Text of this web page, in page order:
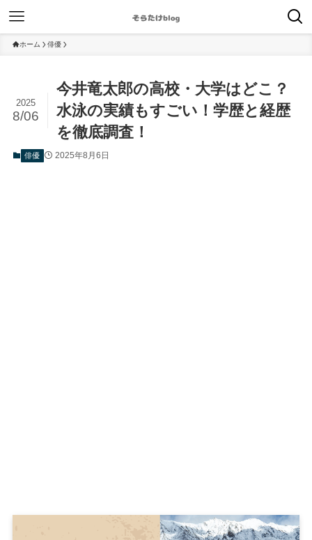
ホーム 俳優
今井竜太郎の高校・大学はどこ？
水泳の実績もすごい！学歴と経歴
を徹底調査！
2025
8/06
俳優 2025年8月6日